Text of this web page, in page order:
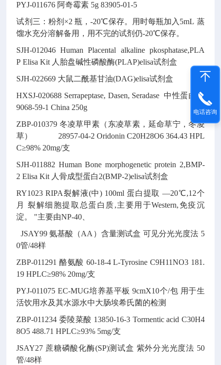
PYJ-011676 阿奇霉素 5g 83905-01-5
试剂三：粉剂×2 瓶，-20℃保存。用时每瓶加入5mL 蒸
馏水充分溶解备用，用不完的试剂仍-20℃保存。
SJH-012046 Human Placental alkaline pkosphatase,PLA
P Elisa Kit 人胎盘碱性磷酸酶(PLAP)elisa试剂盒
SJH-022669 大鼠二酰基甘油(DAG)elisa试剂盒
HXSJ-020688 Serrapeptase, Dasen, Seradase 中性蛋白酶
9068-59-1 China 250g
ZBP-010379 冬凌草甲素（东凌草素，延命草宁，冬凌
草）
28957-04-2 Oridonin C20H28O6 364.43 HPL
C≥98% 20mg/支
SJH-011882 Human Bone morphogenetic protein 2,BMP-
2 Elisa Kit 人骨成型蛋白2(BMP-2)elisa试剂盒
RY1023 RIPA裂解液(中) 100ml 蛋白提取 —20℃,12个
月
裂解细胞提取总蛋白质,主要用于Western,免疫沉
淀。
"主要由NP-40、
JSAY99 氨基酸（AA）含量测试盒 可见分光光度法 5
0管/48样
ZBP-011291 酪氨酸 60-18-4 L-Tyrosine C9H11NO3 181.
19 HPLC≥98% 20mg/支
PYJ-011075 EC-MUG培养基平板 9cmX10个/包 用于生
活饮用水及其水源水中大肠埃希氏菌的检测
ZBP-011234 委陵菜酸 13850-16-3 Tormentic acid C30H4
8O5 488.71 HPLC≥93% 5mg/支
JSAY27 蔗糖磷酸化酶(SP)测试盒 紫外分光光度法 50
管/48样
电话咨询